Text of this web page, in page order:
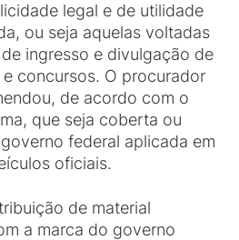
legal e de utilidade
ou seja aquelas voltadas
ingresso e divulgação de
concursos. O procurador
de acordo com o
que seja coberta ou
federal aplicada em
oficiais.
de material
a marca do governo